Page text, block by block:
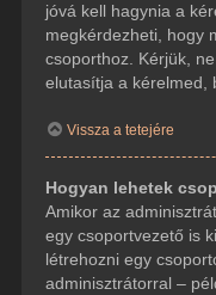
jóvá kell hagynia a
megkérdezheti, hogy
csoporthoz. Kérjük,
elutasítja a kérelmed,
Vissza a tetejére
Hogyan lehetek
Amikor az
egy csoportvezető is
létrehozni egy
adminisztrátorral –